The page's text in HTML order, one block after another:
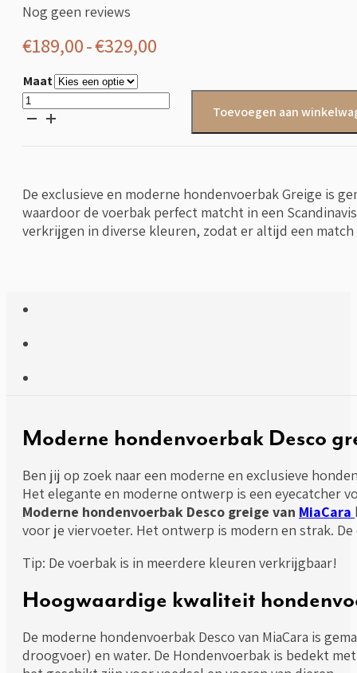
Nog geen reviews
€189,00-€329,00
tot
€329,00
Maat
Moderne
hondenvoerbak
Toevoegen aan
De exclusieve en moderne hondenvoerbak Greige is
waardoor de voerbak perfect matcht in een
verkrijgen in diverse kleuren, zodat er altijd een
Moderne hondenvoerbak Desco
Ben jij op zoek naar een moderne en exclusieve
Het elegante en moderne ontwerp is een eyecatcher
Moderne hondenvoerbak Desco greige van MiaCara
voor je viervoeter. Het ontwerp is modern en strak.
Tip: De voerbak is in meerdere kleuren verkrijgbaar!
Hoogwaardige kwaliteit
De moderne hondenvoerbak Desco van MiaCara is
droogvoer) en water. De Hondenvoerbak is bedekt